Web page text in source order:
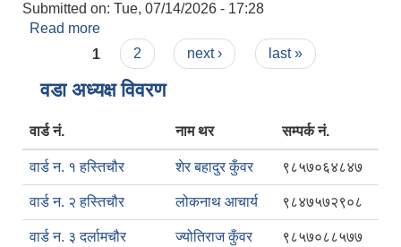
Submitted on: Tue, 07/14/2026 - 17:28
Read more
सम्बन्धमा ।
Pages
1 2 next › last »
वडा अध्यक्ष विवरण
वार्ड नं. नाम थर सम्पर्क नं.
वार्ड न. १ हस्तिचौर शेर बहादुर कुँवर ९८५७०६४८४७
वार्ड न. २ हस्तिचौर लोकनाथ आचार्य ९८४७५७२९०८
वार्ड न. ३ दर्लामचौर ज्योतिराज कुँवर ९८५७०८८५७७